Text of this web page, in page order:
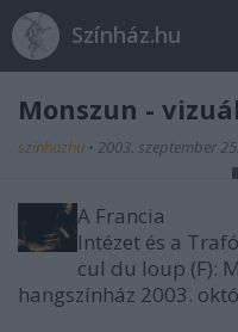
Színház.hu
Monszun -
szinhazhu • 2003. szeptember 25.
A Francia
Intézet és a
cul du loup (F):
hangszínház 2003.